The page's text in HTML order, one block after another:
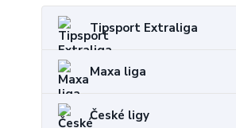
Tipsport Extraliga
Maxa liga
České ligy